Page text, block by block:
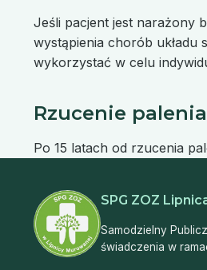
Jeśli pacjent jest narażony
wystąpienia chorób układu
wykorzystać w celu
Rzucenie
Po 15 latach od rzucenia
SPG ZOZ
Samodzielny
świadczenia w